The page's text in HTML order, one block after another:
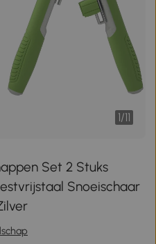
1/11
Set 2 Stuks
Snoeischaar